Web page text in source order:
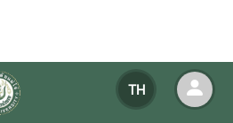
TH
องหน่วยงาน
ยงาน